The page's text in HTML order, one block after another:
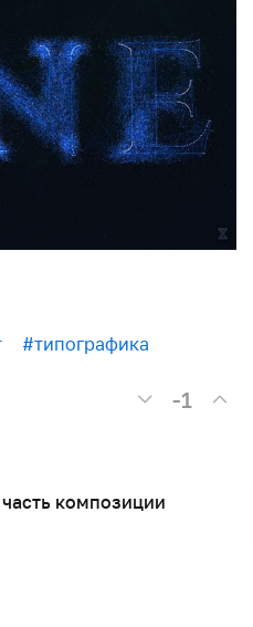
#типографика
-1
композиции